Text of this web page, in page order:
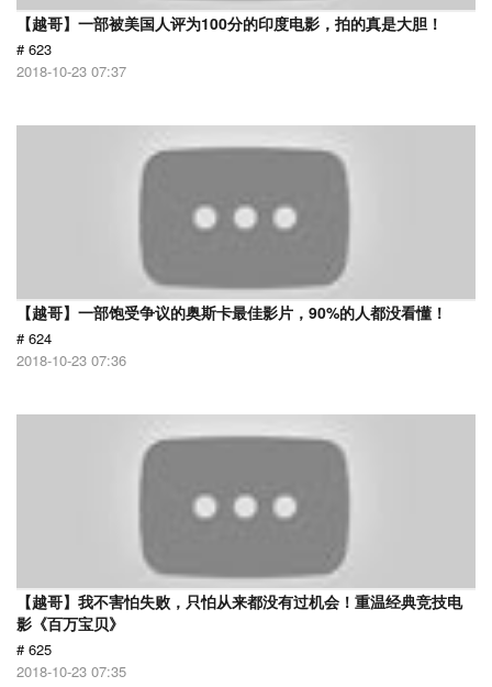
【越哥】一部被美国人评为100分的印度电影，拍的真是大胆！
# 623
2018-10-23 07:37
【越哥】一部饱受争议的奥斯卡最佳影片，90%的人都没看懂！
# 624
2018-10-23 07:36
【越哥】我不害怕失败，只怕从来都没有过机会！重温经典竞技电
影《百万宝贝》
# 625
2018-10-23 07:35